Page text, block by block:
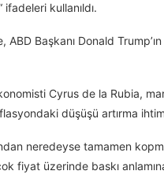
kullanıldı.
Başkanı Donald
Cyrus de la Rubia,
düşüşü artırma
neredeyse tamamen
fiyat üzerinde baskı